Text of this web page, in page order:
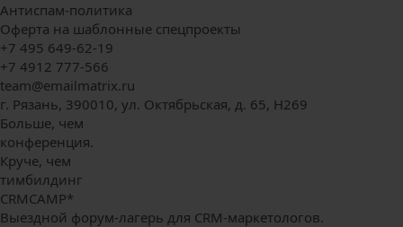
Антиспам-политика
Оферта на шаблонные спецпроекты
+7 495 649-62-19
+7 4912 777-566
team@emailmatrix.ru
г. Рязань, 390010, ул. Октябрьская, д. 65, H269
Больше, чем
конференция.
Круче, чем
тимбилдинг
CRMCAMP*
Выездной форум-лагерь для CRM-маркетологов.